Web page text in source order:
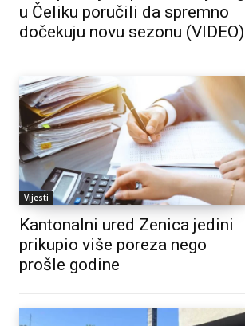
u Čeliku poručili da spremno
dočekuju novu sezonu (VIDEO)
Vijesti
Kantonalni ured Zenica jedini
prikupio više poreza nego
prošle godine